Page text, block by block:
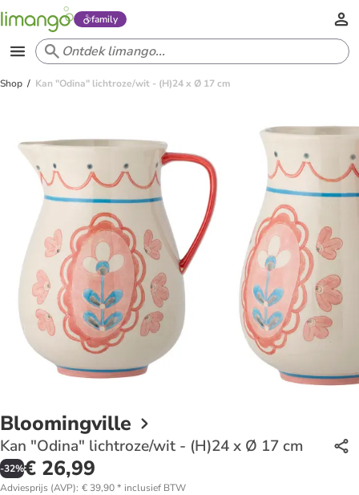
family
Shop Kan "Odina" lichtroze/wit - (H)24 x Ø 17 cm
Bloomingville
Kan "Odina" lichtroze/wit - (H)24 x Ø 17 cm
-32%€ 26,99
Adviesprijs (AVP): € 39,90* inclusief BTW